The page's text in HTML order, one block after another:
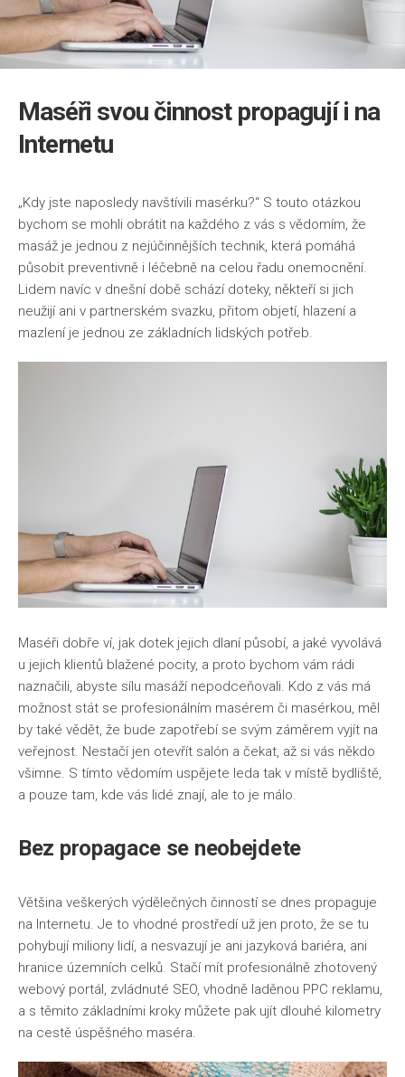
Maséři svou činnost propagují i na
Internetu
„Kdy jste naposledy navštívili masérku?“ S touto otázkou
bychom se mohli obrátit na každého z vás s vědomím, že
masáž je jednou z nejúčinnějších technik, která pomáhá
působit preventivně i léčebně na celou řadu onemocnění.
Lidem navíc v dnešní době schází doteky, někteří si jich
neužijí ani v partnerském svazku, přitom objetí, hlazení a
mazlení je jednou ze základních lidských potřeb.
Maséři dobře ví, jak dotek jejich dlaní působí, a jaké vyvolává
u jejich klientů blažené pocity, a proto bychom vám rádi
naznačili, abyste sílu masáží nepodceňovali. Kdo z vás má
možnost stát se profesionálním masérem či masérkou, měl
by také vědět, že bude zapotřebí se svým záměrem vyjít na
veřejnost. Nestačí jen otevřít salón a čekat, až si vás někdo
všimne. S tímto vědomím uspějete leda tak v místě bydliště,
a pouze tam, kde vás lidé znají, ale to je málo.
Bez propagace se neobejdete
Většina veškerých výdělečných činností se dnes propaguje
na Internetu. Je to vhodné prostředí už jen proto, že se tu
pohybují miliony lidí, a nesvazují je ani jazyková bariéra, ani
hranice územních celků. Stačí mít profesionálně zhotovený
webový portál, zvládnuté SEO, vhodně laděnou PPC reklamu,
a s těmito základními kroky můžete pak ujít dlouhé kilometry
na cestě úspěšného maséra.